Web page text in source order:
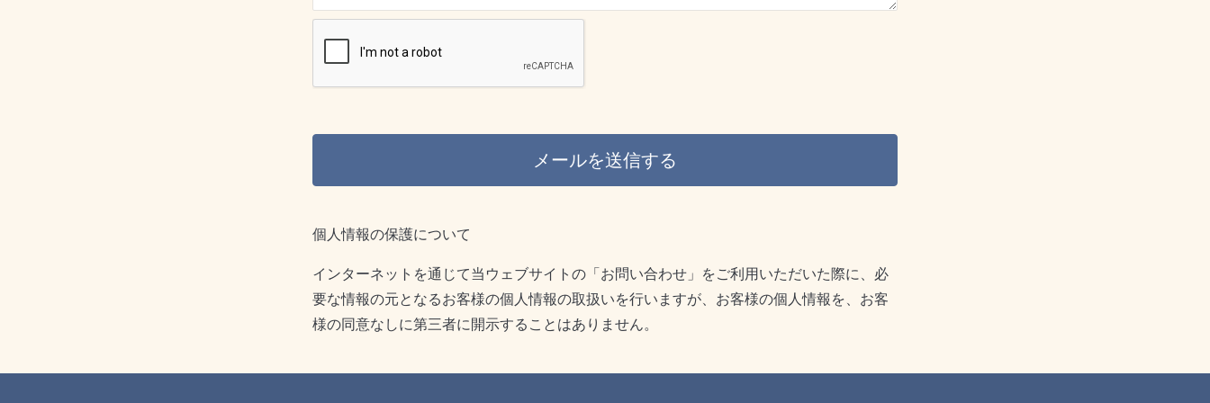
個人情報の保護について
インターネットを通じて当ウェブサイトの「お問い合わせ」をご利用いただいた際に、必
要な情報の元となるお客様の個人情報の取扱いを行いますが、お客様の個人情報を、お客
様の同意なしに第三者に開示することはありません。